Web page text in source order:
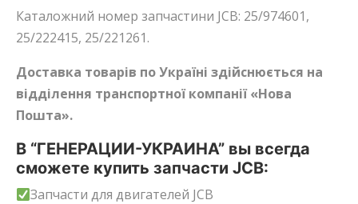
Каталожний номер запчастини JCB: 25/974601,
25/222415, 25/221261.
Доставка товарів по Україні здійснюється на
відділення транспортної компанії «Нова
Пошта».
В “ГЕНЕРАЦИИ-УКРАИНА” вы всегда
сможете купить запчасти JCB:
Запчасти для двигателей JCB